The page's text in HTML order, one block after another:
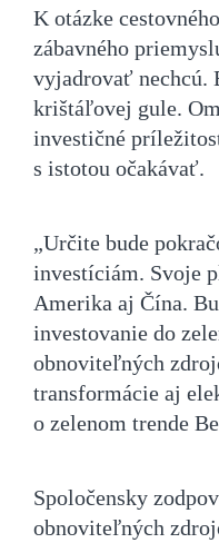
K otázke
zábavného
vyjadrovať nechcú.
krištáľovej gule.
investičné
s istotou očakávať.
„Určite bude
investíciám. Svoje
Amerika aj Čína.
investovanie do
obnoviteľných
transformácie aj
o zelenom trende
Spoločensky
obnoviteľných